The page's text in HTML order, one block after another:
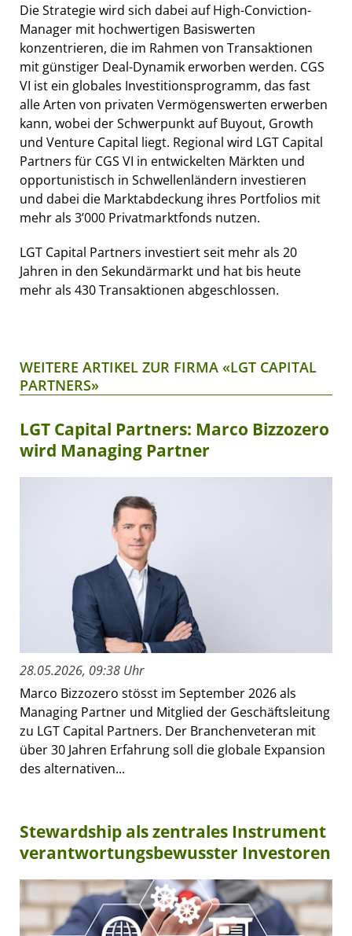
Die Strategie wird sich dabei auf High-Conviction-
Manager mit hochwertigen Basiswerten
konzentrieren, die im Rahmen von Transaktionen
mit günstiger Deal-Dynamik erworben werden. CGS
VI ist ein globales Investitionsprogramm, das fast
alle Arten von privaten Vermögenswerten erwerben
kann, wobei der Schwerpunkt auf Buyout, Growth
und Venture Capital liegt. Regional wird LGT Capital
Partners für CGS VI in entwickelten Märkten und
opportunistisch in Schwellenländern investieren
und dabei die Marktabdeckung ihres Portfolios mit
mehr als 3’000 Privatmarktfonds nutzen.
LGT Capital Partners investiert seit mehr als 20
Jahren in den Sekundärmarkt und hat bis heute
mehr als 430 Transaktionen abgeschlossen.
WEITERE ARTIKEL ZUR FIRMA «LGT CAPITAL
PARTNERS»
LGT Capital Partners: Marco Bizzozero
wird Managing Partner
28.05.2026, 09:38 Uhr
Marco Bizzozero stösst im September 2026 als
Managing Partner und Mitglied der Geschäftsleitung
zu LGT Capital Partners. Der Branchenveteran mit
über 30 Jahren Erfahrung soll die globale Expansion
des alternativen...
Stewardship als zentrales Instrument
verantwortungsbewusster Investoren